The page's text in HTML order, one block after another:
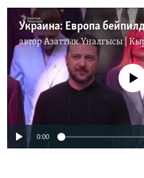
авторАзаттык Үналгысы |
No media source
0:00